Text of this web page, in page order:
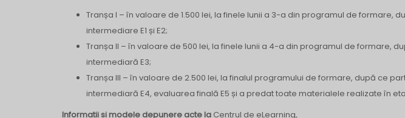
Tranșa I – în valoare de 1.500 lei, la finele lunii a 3-a din programul de formare,
intermediare E1 și E2;
Tranșa II – în valoare de 500 lei, la finele lunii a 4-a din programul de formare,
intermediară E3;
Tranșa III – în valoare de 2.500 lei, la finalul programului de formare, după ce
intermediară E4, evaluarea finală E5 și a predat toate materialele realizate în
Informatii si modele depunere acte la Centrul de eLearning,